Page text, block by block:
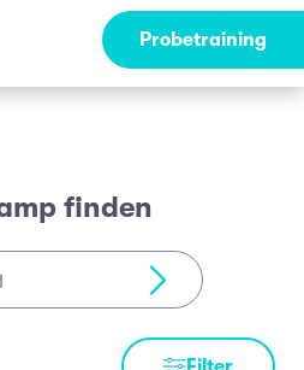
Probetraining
finden